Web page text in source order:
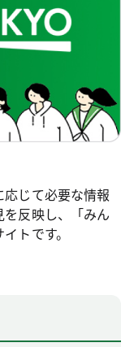
じて必要な情報
反映し、「みん
トです。